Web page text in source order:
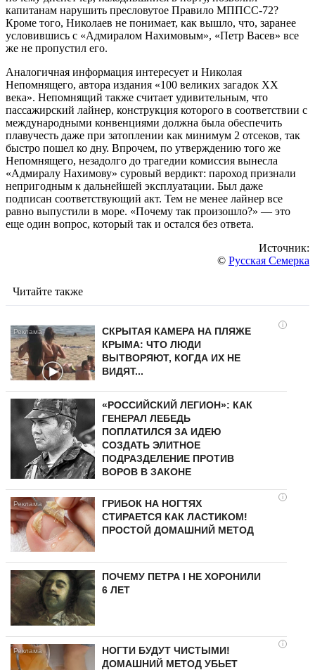
капитанам нарушить пресловутое Правило МППСС-72?
Кроме того, Николаев не понимает, как вышло, что, заранее
условившись с «Адмиралом Нахимовым», «Петр Васев» все
же не пропустил его.
Аналогичная информация интересует и Николая
Непомнящего, автора издания «100 великих загадок ХХ
века». Непомнящий также считает удивительным, что
пассажирский лайнер, конструкция которого в соответствии с
международными конвенциями должна была обеспечить
плавучесть даже при затоплении как минимум 2 отсеков, так
быстро пошел ко дну. Впрочем, по утверждению того же
Непомнящего, незадолго до трагедии комиссия вынесла
«Адмиралу Нахимову» суровый вердикт: пароход признали
непригодным к дальнейшей эксплуатации. Был даже
подписан соответствующий акт. Тем не менее лайнер все
равно выпустили в море. «Почему так произошло?» — это
еще один вопрос, который так и остался без ответа.
Источник:
© Русская Семерка
Читайте также
i
СКРЫТАЯ КАМЕРА НА ПЛЯЖЕ
КРЫМА: ЧТО ЛЮДИ
ВЫТВОРЯЮТ, КОГДА ИХ НЕ
ВИДЯТ...
«РОССИЙСКИЙ ЛЕГИОН»: КАК
ГЕНЕРАЛ ЛЕБЕДЬ
ПОПЛАТИЛСЯ ЗА ИДЕЮ
СОЗДАТЬ ЭЛИТНОЕ
ПОДРАЗДЕЛЕНИЕ ПРОТИВ
ВОРОВ В ЗАКОНЕ
i
ГРИБОК НА НОГТЯХ
СТИРАЕТСЯ КАК ЛАСТИКОМ!
ПРОСТОЙ ДОМАШНИЙ МЕТОД
ПОЧЕМУ ПЕТРА I НЕ ХОРОНИЛИ
6 ЛЕТ
i
НОГТИ БУДУТ ЧИСТЫМИ!
ДОМАШНИЙ МЕТОД УБЬЕТ